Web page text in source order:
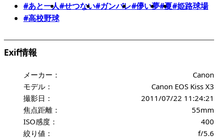
#あと一人#せつない#ガンバレ#儚い夢#夏#姫路球場
#高校野球
Exif情報
メーカー：
Canon
モデル：
Canon EOS Kiss X3
撮影日：
2011/07/22 11:24:21
焦点距離：
55mm
ISO感度：
400
絞り値：
f/5.6